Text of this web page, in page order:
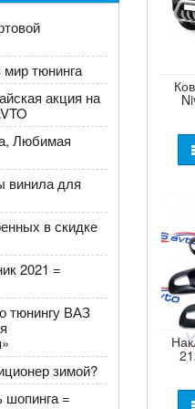
тюнинга
акция на
Любимая
винила для
в скидке
2021 =
тюнингу ВАЗ
зимой?
=